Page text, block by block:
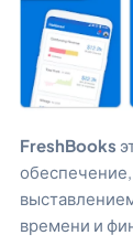
FreshBooks
времени и